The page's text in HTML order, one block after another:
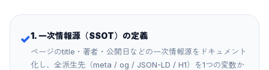
✓1. 一次情報源（SSOT）の定義
ページのtitle・著者・公開日などの一次情報源をドキュメント
化し、全派生先（meta / og / JSON-LD / H1）を1つの変数か